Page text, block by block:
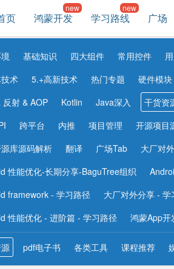
页 鸿蒙开发 学习路线 广场
基础知识 四大组件 常用控件
术
5.+高新技术 热门专题
硬件模块
反射 & AOP
Kotlin Java深入
干货资
跨平台 内推 项目管理
开源项目
库源码解析
翻译 广场Tab
大厂对
性能优化-长期分享-BaguTree组织
framework - 学习路径
大厂对外分享 - 学
性能优化 - 进阶篇 - 学习路径
鸿蒙App开
pdf电子书 各类工具 课程推荐